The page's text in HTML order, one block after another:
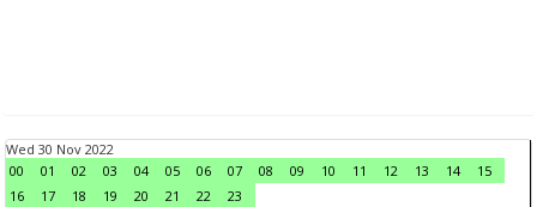
Wed 30 Nov 2022
00
01 02 03 04 05 06 07 08 09 10 11 12 13 14
15
16
17 18 19 20 21 22
23